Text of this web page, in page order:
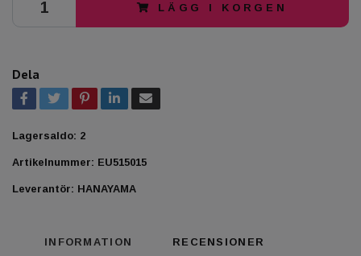
LÄGG I KORGEN
Dela
Lagersaldo: 2
Artikelnummer: EU515015
Leverantör: HANAYAMA
INFORMATION RECENSIONER